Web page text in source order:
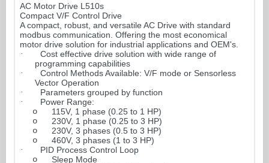
AC Motor Drive L510s
Compact V/F Control Drive
A compact, robust, and versatile AC Drive with standard
modbus communication. Offering the most economical
motor drive solution for industrial applications and OEM's.
· Cost effective drive solution with wide range of
programming capabilities
· Control Methods Available: V/F mode or Sensorless
Vector Operation
· Parameters grouped by function
· Power Range:
o 115V, 1 phase (0.25 to 1 HP)
o 230V, 1 phase (0.25 to 3 HP)
o 230V, 3 phases (0.5 to 3 HP)
o 460V, 3 phases (1 to 3 HP)
· PID Process Control Loop
o Sleep Mode